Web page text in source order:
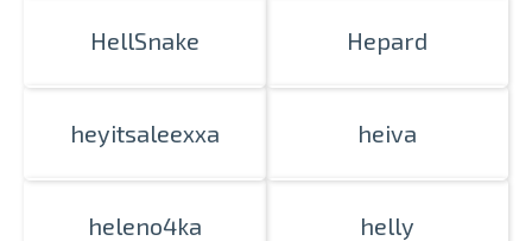
HellSnake Hepard
heyitsaleexxa heiva
heleno4ka helly